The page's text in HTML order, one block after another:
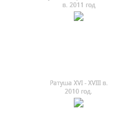
в. 2011 год
Ратуша ХVI - ХVIII в.
2010 год.